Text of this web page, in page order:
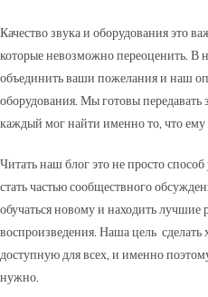
Качество звука и оборудования это
которые невозможно переоценить. В
объединить ваши пожелания и наш
оборудования. Мы готовы передавать
каждый мог найти именно то, что ему
Читать наш блог это не просто
стать частью сообществного
обучаться новому и находить лучшие
воспроизведения. Наша цель
доступную для всех, и именно
нужно.